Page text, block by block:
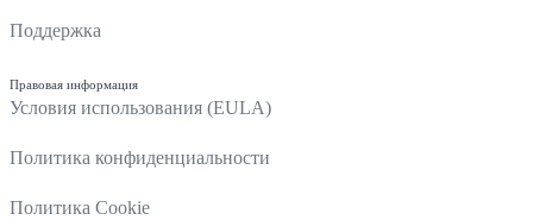
Поддержка
Правовая информация
Условия использования (EULA)
Политика конфиденциальности
Политика Cookie